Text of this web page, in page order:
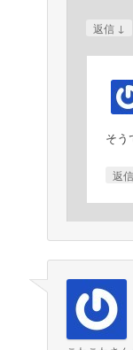
返信 ↓
返信